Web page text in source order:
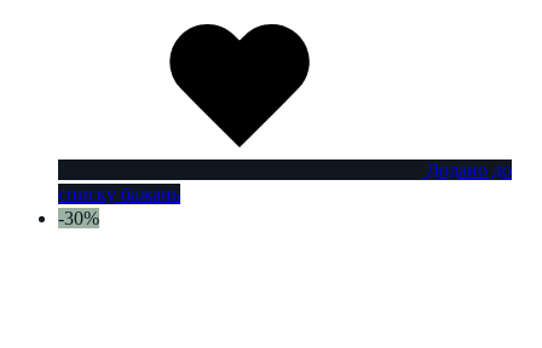
Додано до
списку бажань
-30%